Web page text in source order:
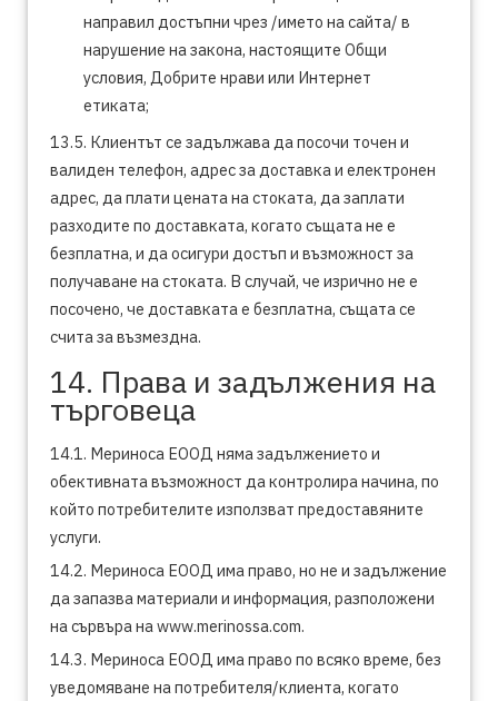
направил достъпни чрез /името на сайта/ в
нарушение на закона, настоящите Общи
условия, Добрите нрави или Интернет
етиката;
13.5. Клиентът се задължава да посочи точен и
валиден телефон, адрес за доставка и електронен
адрес, да плати цената на стоката, да заплати
разходите по доставката, когато същата не е
безплатна, и да осигури достъп и възможност за
получаване на стоката. В случай, че изрично не е
посочено, че доставката е безплатна, същата се
счита за възмездна.
14. Права и задължения на
търговеца
14.1. Мериноса ЕООД няма задължението и
обективната възможност да контролира начина, по
който потребителите използват предоставяните
услуги.
14.2. Мериноса ЕООД има право, но не и задължение
да запазва материали и информация, разположени
на сървъра на www.merinossa.com.
14.3. Мериноса ЕООД има право по всяко време, без
уведомяване на потребителя/клиента, когато